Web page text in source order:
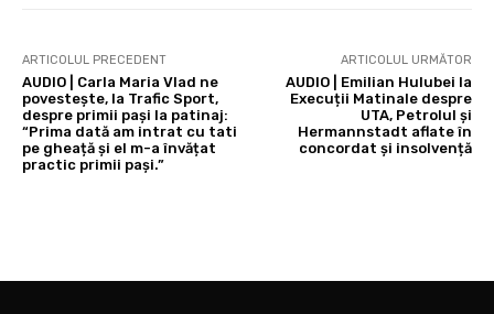
ARTICOLUL PRECEDENT
AUDIO | Carla Maria Vlad ne
povestește, la Trafic Sport,
despre primii pași la patinaj:
“Prima dată am intrat cu tati
pe gheață și el m-a învățat
practic primii pași.”
ARTICOLUL URMĂTOR
AUDIO | Emilian Hulubei la
Execuții Matinale despre
UTA, Petrolul și
Hermannstadt aflate în
concordat și insolvență